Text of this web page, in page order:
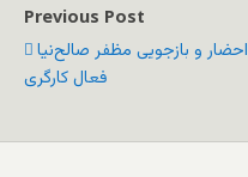
Previous Post
احضار و بازجویی مظفر صالح‌نیا
فعال کارگری